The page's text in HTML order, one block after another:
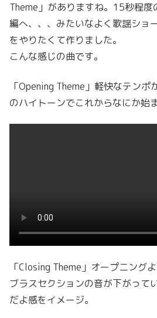
Theme」がありますね。15秒程
編へ、、、みたいなよく歌謡ショ
をやりたくて作りました。
こんな感じの曲です。
「Opening Theme」軽快なテンポ
のハイトーンでこれからなにか始
「Closing Theme」オープニング
ブラスセクションの音が下がって
だよ感をイメージ。